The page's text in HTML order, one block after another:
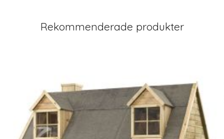
Rekommenderade produkter